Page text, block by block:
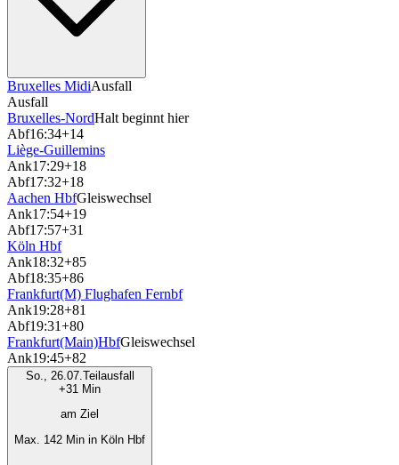
Bruxelles MidiAusfall
Ausfall
Bruxelles-NordHalt beginnt hier
Abf16:34+14
Liège-Guillemins
Ank17:29+18
Abf17:32+18
Aachen HbfGleiswechsel
Ank17:54+19
Abf17:57+31
Köln Hbf
Ank18:32+85
Abf18:35+86
Frankfurt(M) Flughafen Fernbf
Ank19:28+81
Abf19:31+80
Frankfurt(Main)HbfGleiswechsel
Ank19:45+82
So., 26.07.Teilausfall
+31 Min
am Ziel
Max. 142 Min in Köln Hbf